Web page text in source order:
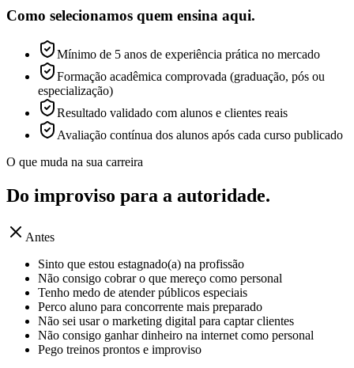
Como selecionamos quem ensina aqui.
Mínimo de 5 anos de experiência prática no mercado
Formação acadêmica comprovada (graduação, pós ou
especialização)
Resultado validado com alunos e clientes reais
Avaliação contínua dos alunos após cada curso publicado
O que muda na sua carreira
Do improviso para a autoridade.
Antes
Sinto que estou estagnado(a) na profissão
Não consigo cobrar o que mereço como personal
Tenho medo de atender públicos especiais
Perco aluno para concorrente mais preparado
Não sei usar o marketing digital para captar clientes
Não consigo ganhar dinheiro na internet como personal
Pego treinos prontos e improviso